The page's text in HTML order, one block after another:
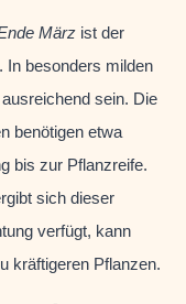
März ist der
In besonders milden
sein. Die
benötigen etwa
bis zur Pflanzreife.
sich dieser
verfügt, kann
kräftigeren Pflanzen.